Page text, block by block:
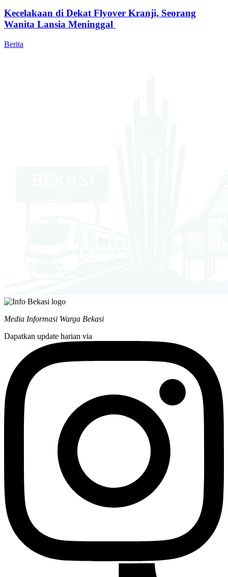
Kecelakaan di Dekat Flyover Kranji, Seorang
Wanita Lansia Meninggal
Berita
Media Informasi Warga Bekasi
Dapatkan update harian via